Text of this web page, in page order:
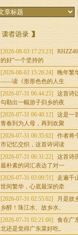
[2026-08-03 17:23:23]
的好“一个坚持的
[2026-08-02 15:26:24]
晚年繁
——读《形形色色的人生
[2026-07-31 06:44:25]
这首诗
勾勒出一幅游子归乡的夜
[2026-07-31 06:40:12]
这是一
青春到为人母，再到欢聚
[2026-07-31 06:35:02]
作者将
市记忆交织，这首诗词读
[2026-07-31 06:31:22]
这首诗
最朴素的词汇表达了对一
[2026-07-31 03:09:51]
走遍千
世间繁华，心底最深的牵
[2026-07-31 02:55:02]
月是故
乡醇！珠江水、故乡水、
[2026-07-31 02:21:00]
食在广
北还是觉得广东菜好吃。